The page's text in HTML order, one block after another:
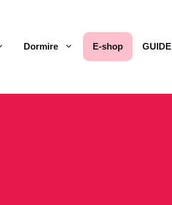
Dormire E-shop GUIDE